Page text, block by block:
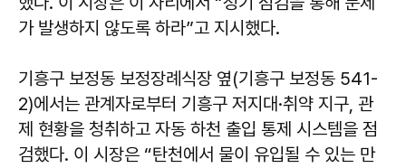
가 발생하지 않도록 하라”고 지시했다.
기흥구 보정동 보정장례식장 옆(기흥구 보정동 541-
2)에서는 관계자로부터 기흥구 저지대·취약 지구, 관
제 현황을 청취하고 자동 하천 출입 통제 시스템을 점
검했다. 이 시장은 “탄천에서 물이 유입될 수 있는 만